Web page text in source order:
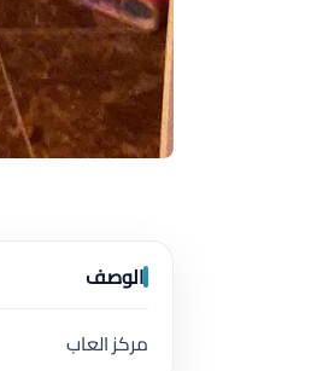
الوصف
مركز العاب